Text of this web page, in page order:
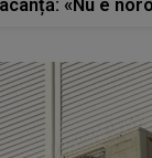
«Nu e